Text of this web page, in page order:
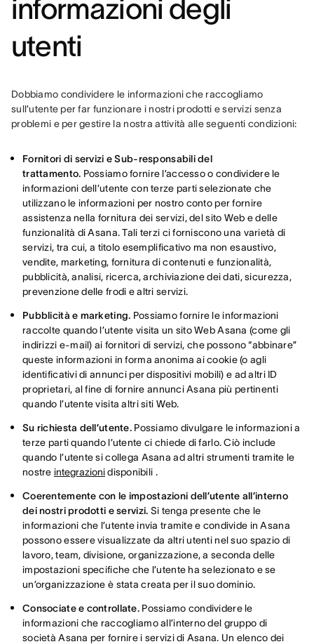
informazioni degli
utenti
Dobbiamo condividere le informazioni che raccogliamo
sull’utente per far funzionare i nostri prodotti e servizi senza
problemi e per gestire la nostra attività alle seguenti condizioni:
Fornitori di servizi e Sub-responsabili del
trattamento. Possiamo fornire l’accesso o condividere le
informazioni dell’utente con terze parti selezionate che
utilizzano le informazioni per nostro conto per fornire
assistenza nella fornitura dei servizi, del sito Web e delle
funzionalità di Asana. Tali terzi ci forniscono una varietà di
servizi, tra cui, a titolo esemplificativo ma non esaustivo,
vendite, marketing, fornitura di contenuti e funzionalità,
pubblicità, analisi, ricerca, archiviazione dei dati, sicurezza,
prevenzione delle frodi e altri servizi.
Pubblicità e marketing. Possiamo fornire le informazioni
raccolte quando l’utente visita un sito Web Asana (come gli
indirizzi e-mail) ai fornitori di servizi, che possono “abbinare”
queste informazioni in forma anonima ai cookie (o agli
identificativi di annunci per dispositivi mobili) e ad altri ID
proprietari, al fine di fornire annunci Asana più pertinenti
quando l’utente visita altri siti Web.
Su richiesta dell’utente. Possiamo divulgare le informazioni a
terze parti quando l’utente ci chiede di farlo. Ciò include
quando l’utente si collega Asana ad altri strumenti tramite le
nostre integrazionidisponibili .
Coerentemente con le impostazioni dell’utente all’interno
dei nostri prodotti e servizi. Si tenga presente che le
informazioni che l’utente invia tramite e condivide in Asana
possono essere visualizzate da altri utenti nel suo spazio di
lavoro, team, divisione, organizzazione, a seconda delle
impostazioni specifiche che l’utente ha selezionato e se
un’organizzazione è stata creata per il suo dominio.
Consociate e controllate. Possiamo condividere le
informazioni che raccogliamo all’interno del gruppo di
società Asana per fornire i servizi di Asana. Un elenco dei